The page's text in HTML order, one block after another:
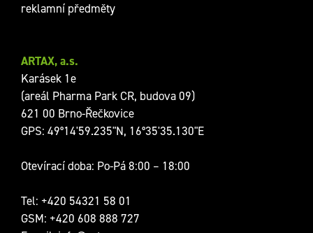
ARTAX, a.s.
Karásek 1e
(areál Pharma Park CR, budova 09)
621 00 Brno-Řečkovice
GPS: 49°14'59.235"N, 16°35'35.130"E
Otevírací doba: Po-Pá 8:00 – 18:00
Tel: +420 54321 58 01
GSM: +420 608 888 727
reklamní předměty